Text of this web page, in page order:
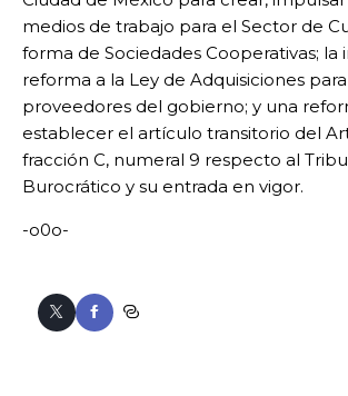
medios de trabajo para el Sector de
forma de Sociedades Cooperativas; la
reforma a la Ley de Adquisiciones
proveedores del gobierno; y una
establecer el artículo transitorio del
fracción C, numeral 9 respecto al
Burocrático y su entrada en vigor.
-o0o-